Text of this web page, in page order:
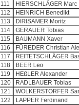
111
HIERSCHLÄGER Marc
112
HEINRICH Benedikt
113
DIRISAMER Moritz
114
GERAUER Tobias
115
BAUMANN Xaver
116
FÜREDER Christian
117
REITETSCHLÄGER
118
BEER Leo
119
HEßLER Alexander
120
RADLBAUER Tobias
121
WOLKERSTORFER
122
LAPPER Ferdinand